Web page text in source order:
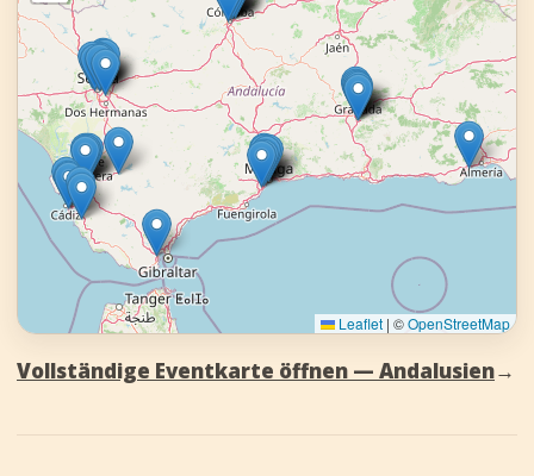
Leaflet | ©OpenStreetMap
Vollständige Eventkarte öffnen — Andalusien→